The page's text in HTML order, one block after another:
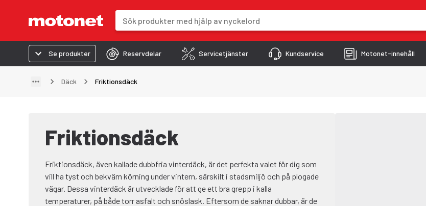
Se produkter
Reservdelar Servicetjänster Kundservice Motonet-innehåll
Däck Friktionsdäck
Friktionsdäck
Friktionsdäck, även kallade dubbfria vinterdäck, är det perfekta valet för dig som
vill ha tyst och bekväm körning under vintern, särskilt i stadsmiljö och på plogade
vägar. Dessa vinterdäck är utvecklade för att ge ett bra grepp i kalla
temperaturer, på både torr asfalt och snöslask. Eftersom de saknar dubbar, är de